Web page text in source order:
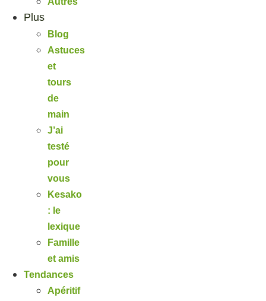
Plus
Blog
Astuces
et
tours
de
main
J’ai
testé
pour
vous
Kesako
: le
lexique
Famille
et amis
Tendances
Apéritif